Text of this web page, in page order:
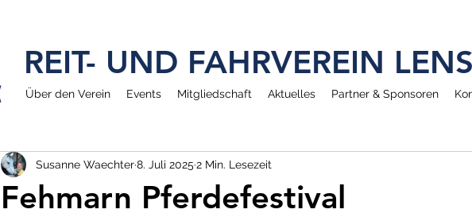
REIT- UND FAHRVEREIN
Über den Verein Events Mitgliedschaft Aktuelles Partner & Sponsoren
Fehmarn Pferdefestival
Susanne Waechter8. Juli 2025 2 Min. Lesezeit